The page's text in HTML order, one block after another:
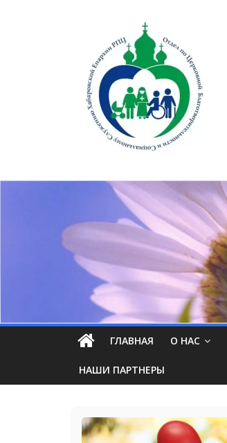
ГЛАВНАЯ О НАС
НАШИ ПАРТНЕРЫ